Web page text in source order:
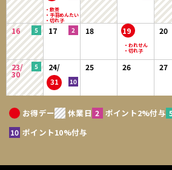
為はできないものとします。
【会員のみなさまから提供された個人情報管理
当サイトを利用するにあたって、会員の住所、
ス、購入履歴などの大切な個人情報がネットサ
当社は、当社の個人情報保護方針に従い、その
管理するものとし、法令などにより開示が求め
ないものとします。個人情報は、お問い合せに
ルマガジン配布、当サイトからの案内、購入商
ことを目的とします。なお、チャートなど一個人
情報の保護」をご確認ださい。
16 17 18 19 20
23/
30
24/
31
25 26 27
お得デー 休業日 ポイント2%付与
ポイント10%付与